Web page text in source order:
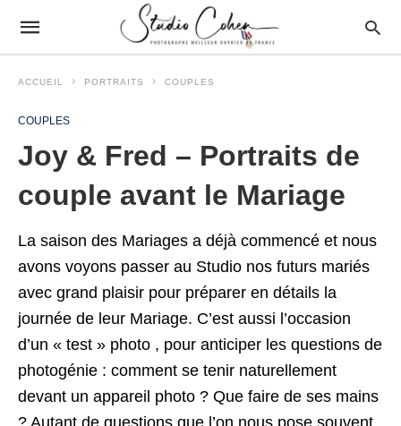
ACCUEIL PORTRAITS COUPLES
COUPLES
Joy & Fred – Portraits de
couple avant le Mariage
La saison des Mariages a déjà commencé et nous
avons voyons passer au Studio nos futurs mariés
avec grand plaisir pour préparer en détails la
journée de leur Mariage. C’est aussi l’occasion
d’un « test » photo , pour anticiper les questions de
photogénie : comment se tenir naturellement
devant un appareil photo ? Que faire de ses mains
? Autant de questions que l’on nous pose souvent